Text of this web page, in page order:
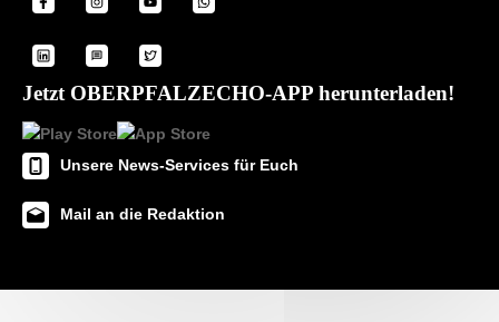
Jetzt OBERPFALZECHO-APP herunterladen!
Unsere News-Services für Euch
Mail an die Redaktion